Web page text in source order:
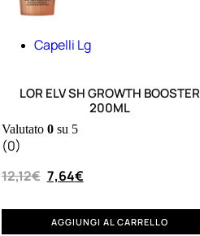
Capelli Lg
LOR ELV SH GROWTH BOOSTER
200ML
Valutato 0su 5
(0)
12,12€ 7,64€
AGGIUNGI AL CARRELLO